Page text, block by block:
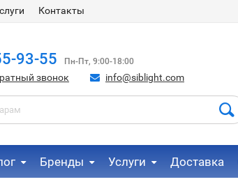
Контакты
93-55 Пн-Пт, 9:00-18:00
звонок info@siblight.com
Бренды Услуги Доставка